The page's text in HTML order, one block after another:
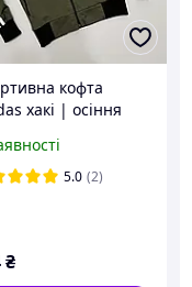
кофта
хакі | осіння
5.0 (2)
₴